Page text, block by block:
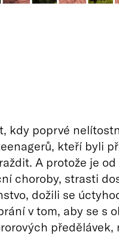
kdy poprvé
kteří byli
A protože je
choroby, strasti
dožili se
v tom, aby se s
předělávek,